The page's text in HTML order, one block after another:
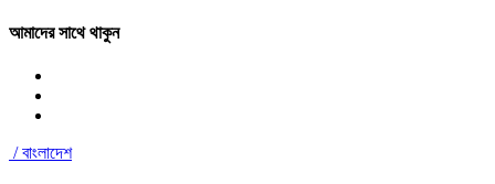
আমাদের সাথে থাকুন
/বাংলাদেশ